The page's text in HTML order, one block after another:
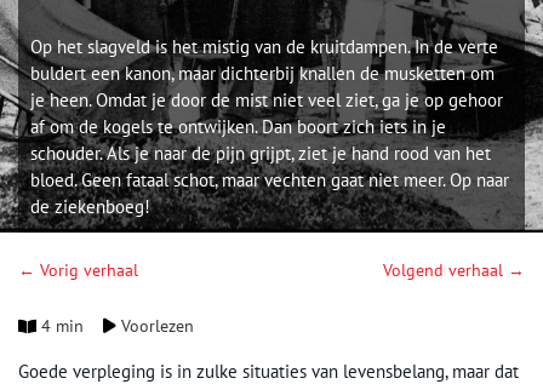
Op het slagveld is het mistig van de kruitdampen. In de verte
buldert een kanon, maar dichterbij knallen de musketten om
je heen. Omdat je door de mist niet veel ziet, ga je op gehoor
af om de kogels te ontwijken. Dan boort zich iets in je
schouder. Als je naar de pijn grijpt, ziet je hand rood van het
bloed. Geen fataal schot, maar vechten gaat niet meer. Op naar
de ziekenboeg!
← Vorig verhaal Volgend verhaal →
4 min Voorlezen
Goede verpleging is in zulke situaties van levensbelang, maar dat